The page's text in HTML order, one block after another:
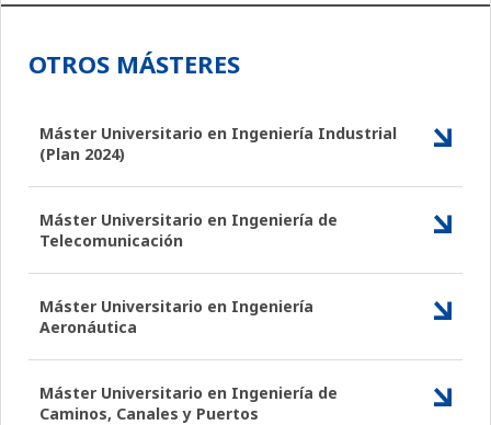
OTROS MÁSTERES
Máster Universitario en Ingeniería Industrial
(Plan 2024)
Máster Universitario en Ingeniería de
Telecomunicación
Máster Universitario en Ingeniería
Aeronáutica
Máster Universitario en Ingeniería de
Caminos, Canales y Puertos